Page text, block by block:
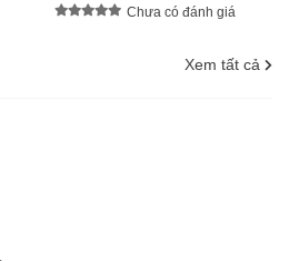
Chưa có đánh giá
Xem tất cả